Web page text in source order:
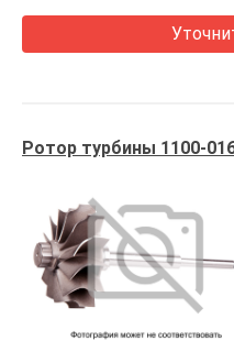
Ротор турбины 1100-